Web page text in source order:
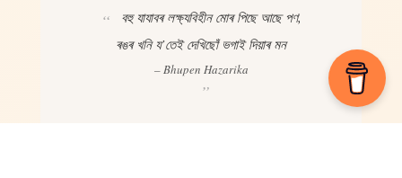
বহু যাযাবৰ লক্ষ্যবিহীন মোৰ পিছে আছে পণ,
ৰঙৰ খনি য’তেই দেখিছোঁ ভগাই দিয়াৰ মন
– Bhupen Hazarika